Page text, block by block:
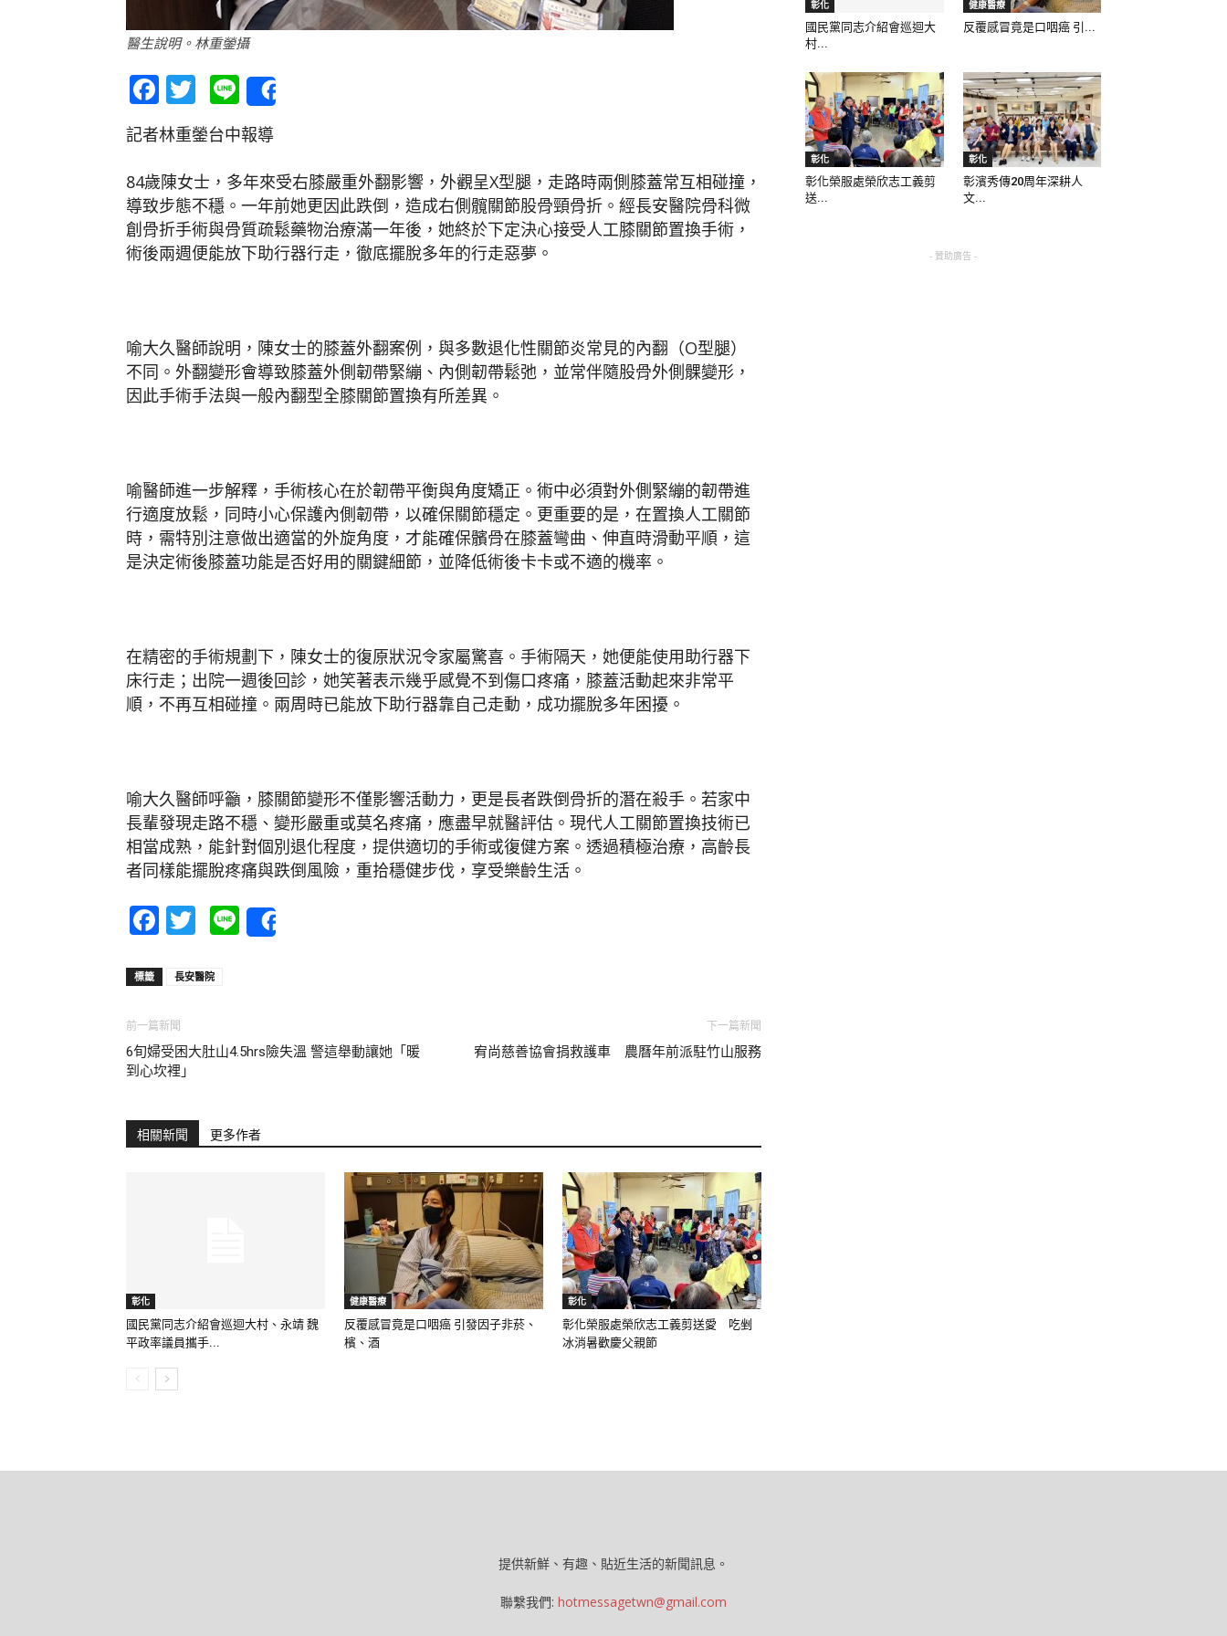
網
醫生說明。林重鎣攝
Facebook
Twitter
Line
記者林重鎣台中報導
84歲陳女士，多年來受右膝嚴重外翻影響，外觀呈X型腿，走路時兩側膝蓋常互相碰撞，
導致步態不穩。一年前她更因此跌倒，造成右側髖關節股骨頸骨折。經長安醫院骨科微
創骨折手術與骨質疏鬆藥物治療滿一年後，她終於下定決心接受人工膝關節置換手術，
術後兩週便能放下助行器行走，徹底擺脫多年的行走惡夢。
喻大久醫師說明，陳女士的膝蓋外翻案例，與多數退化性關節炎常見的內翻（O型腿）
不同。外翻變形會導致膝蓋外側韌帶緊繃、內側韌帶鬆弛，並常伴隨股骨外側髁變形，
因此手術手法與一般內翻型全膝關節置換有所差異。
喻醫師進一步解釋，手術核心在於韌帶平衡與角度矯正。術中必須對外側緊繃的韌帶進
行適度放鬆，同時小心保護內側韌帶，以確保關節穩定。更重要的是，在置換人工關節
時，需特別注意做出適當的外旋角度，才能確保髕骨在膝蓋彎曲、伸直時滑動平順，這
是決定術後膝蓋功能是否好用的關鍵細節，並降低術後卡卡或不適的機率。
在精密的手術規劃下，陳女士的復原狀況令家屬驚喜。手術隔天，她便能使用助行器下
床行走；出院一週後回診，她笑著表示幾乎感覺不到傷口疼痛，膝蓋活動起來非常平
順，不再互相碰撞。兩周時已能放下助行器靠自己走動，成功擺脫多年困擾。
喻大久醫師呼籲，膝關節變形不僅影響活動力，更是長者跌倒骨折的潛在殺手。若家中
長輩發現走路不穩、變形嚴重或莫名疼痛，應盡早就醫評估。現代人工關節置換技術已
相當成熟，能針對個別退化程度，提供適切的手術或復健方案。透過積極治療，高齡長
者同樣能擺脫疼痛與跌倒風險，重拾穩健步伐，享受樂齡生活。
Facebook
Twitter
Line
標籤 長安醫院
前一篇新聞
6旬婦受困大肚山4.5hrs險失溫 警這舉動讓她「暖
到心坎裡」
下一篇新聞
宥尚慈善協會捐救護車 農曆年前派駐竹山服務
相關新聞 更多作者
彰化
國民黨同志介紹會巡迴大村、永靖 魏
平政率議員攜手...
健康醫療
反覆感冒竟是口咽癌 引發因子非菸、
檳、酒
彰化
彰化榮服處榮欣志工義剪送愛 吃剉
冰消暑歡慶父親節
彰化
國民黨同志介紹會巡迴大
村...
健康醫療
反覆感冒竟是口咽癌 引...
彰化
彰化榮服處榮欣志工義剪
送...
彰化
彰濱秀傳20周年深耕人
文...
- 贊助廣告 -
提供新鮮、有趣、貼近生活的新聞訊息。
聯繫我們: hotmessagetwn@gmail.com